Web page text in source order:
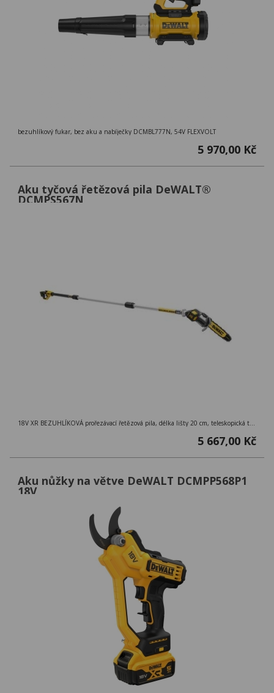
bezuhlíkový fukar, bez aku a nabíječky DCMBL777N, 54V FLEXVOLT
5 970,00 Kč
Aku tyčová řetězová pila DeWALT®
DCMPS567N
5 667,00 Kč
Aku nůžky na větve DeWALT DCMPP568P1
18V